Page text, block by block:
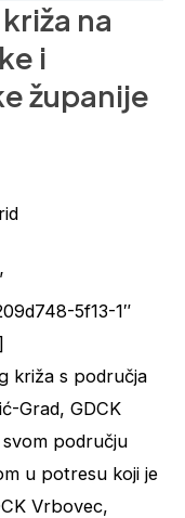
na
i
županije
5f13-1″
križa s područja
Grad, GDCK
svom području
u potresu koji je
Vrbovec,